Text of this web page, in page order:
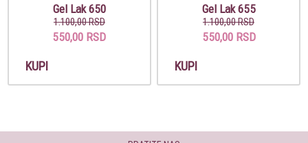
Gel Lak 650
1.100,00 RSD
550,00 RSD
KUPI
Gel Lak 655
1.100,00 RSD
550,00 RSD
KUPI